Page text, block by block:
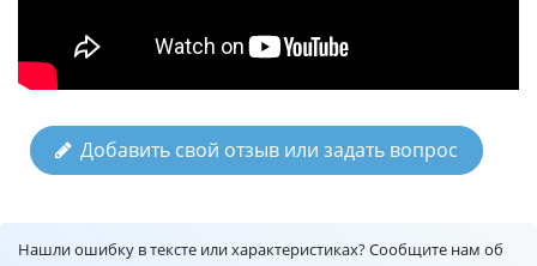
Добавить свой отзыв или задать вопрос
Нашли ошибку в тексте или характеристиках? Сообщите нам об